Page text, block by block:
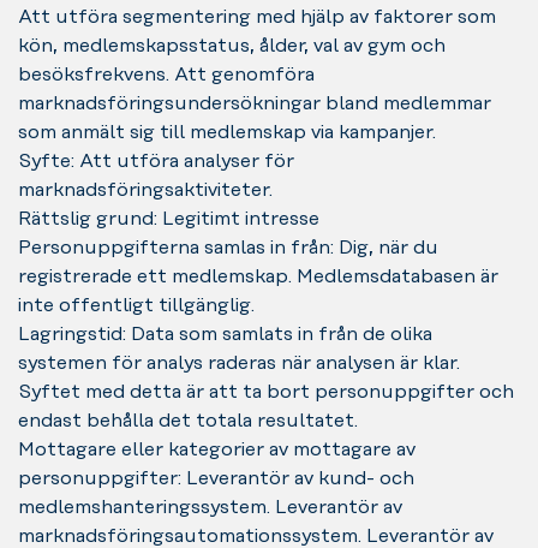
Att utföra segmentering med hjälp av faktorer som
kön, medlemskapsstatus, ålder, val av gym och
besöksfrekvens. Att genomföra
marknadsföringsundersökningar bland medlemmar
som anmält sig till medlemskap via kampanjer.
Syfte: Att utföra analyser för
marknadsföringsaktiviteter.
Rättslig grund: Legitimt intresse
Personuppgifterna samlas in från: Dig, när du
registrerade ett medlemskap. Medlemsdatabasen är
inte offentligt tillgänglig.
Lagringstid: Data som samlats in från de olika
systemen för analys raderas när analysen är klar.
Syftet med detta är att ta bort personuppgifter och
endast behålla det totala resultatet.
Mottagare eller kategorier av mottagare av
personuppgifter: Leverantör av kund- och
medlemshanteringssystem. Leverantör av
marknadsföringsautomationssystem. Leverantör av